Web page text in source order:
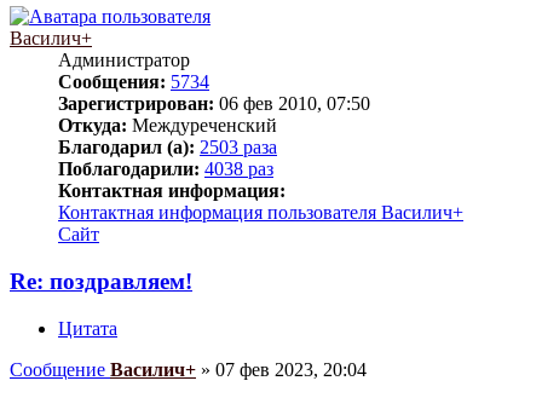
Василич+
Администратор
Сообщения: 5734
Зарегистрирован: 06 фев 2010, 07:50
Откуда: Междуреченский
Благодарил (а): 2503 раза
Поблагодарили: 4038 раз
Контактная информация:
Контактная информация пользователя Василич+
Сайт
Re: поздравляем!
Цитата
Сообщение Василич+ » 07 фев 2023, 20:04